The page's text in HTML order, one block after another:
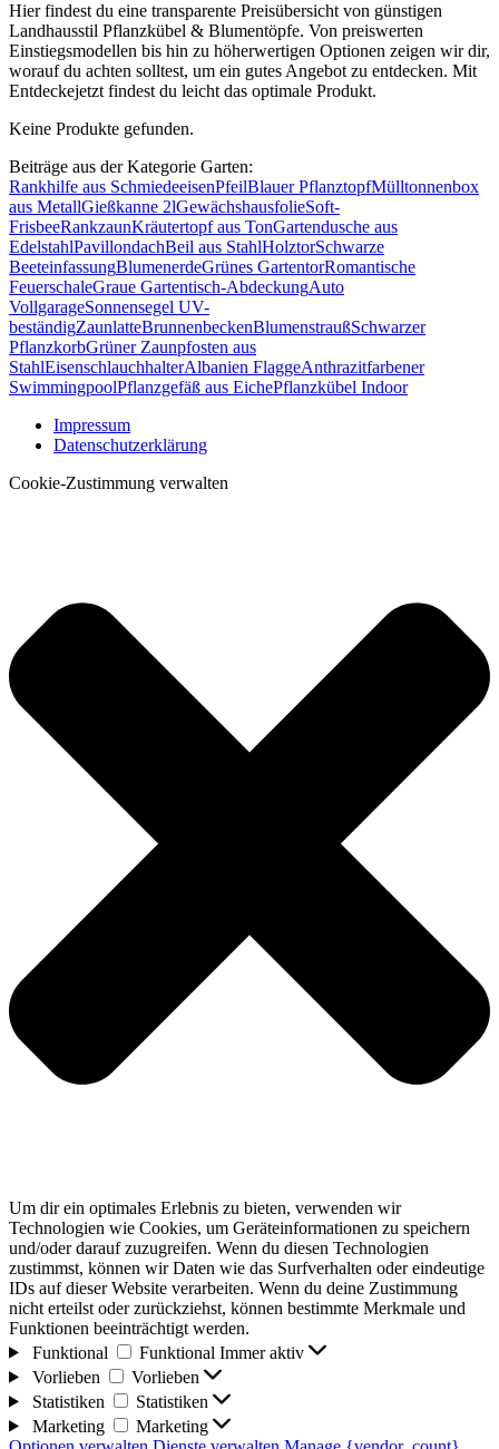
Hier findest du eine transparente Preisübersicht von günstigen
Landhausstil Pflanzkübel & Blumentöpfe. Von preiswerten
Einstiegsmodellen bis hin zu höherwertigen Optionen zeigen wir dir,
worauf du achten solltest, um ein gutes Angebot zu entdecken. Mit
Entdeckejetzt findest du leicht das optimale Produkt.
Keine Produkte gefunden.
Beiträge aus der Kategorie Garten:
Rankhilfe aus SchmiedeeisenPfeilBlauer PflanztopfMülltonnenbox
aus MetallGießkanne 2lGewächshausfolieSoft-
FrisbeeRankzaunKräutertopf aus TonGartendusche aus
EdelstahlPavillondachBeil aus StahlHolztorSchwarze
BeeteinfassungBlumenerdeGrünes GartentorRomantische
FeuerschaleGraue Gartentisch-AbdeckungAuto
VollgarageSonnensegel UV-
beständigZaunlatteBrunnenbeckenBlumenstraußSchwarzer
PflanzkorbGrüner Zaunpfosten aus
StahlEisenschlauchhalterAlbanien FlaggeAnthrazitfarbener
SwimmingpoolPflanzgefäß aus EichePflanzkübel Indoor
Impressum
Datenschutzerklärung
Cookie-Zustimmung verwalten
Um dir ein optimales Erlebnis zu bieten, verwenden wir
Technologien wie Cookies, um Geräteinformationen zu speichern
und/oder darauf zuzugreifen. Wenn du diesen Technologien
zustimmst, können wir Daten wie das Surfverhalten oder eindeutige
IDs auf dieser Website verarbeiten. Wenn du deine Zustimmung
nicht erteilst oder zurückziehst, können bestimmte Merkmale und
Funktionen beeinträchtigt werden.
Funktional
Funktional Immer aktiv
Vorlieben
Vorlieben
Statistiken
Statistiken
Marketing
Marketing